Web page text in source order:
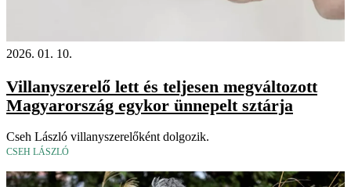
2026. 01. 10.
Villanyszerelő lett és teljesen megváltozott
Magyarország egykor ünnepelt sztárja
Cseh László villanyszerelőként dolgozik.
CSEH LÁSZLÓ